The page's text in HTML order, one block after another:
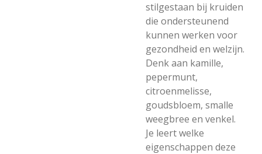
stilgestaan bij kruiden
die ondersteunend
kunnen werken voor
gezondheid en welzijn.
Denk aan kamille,
pepermunt,
citroenmelisse,
goudsbloem, smalle
weegbree en venkel.
Je leert welke
eigenschappen deze